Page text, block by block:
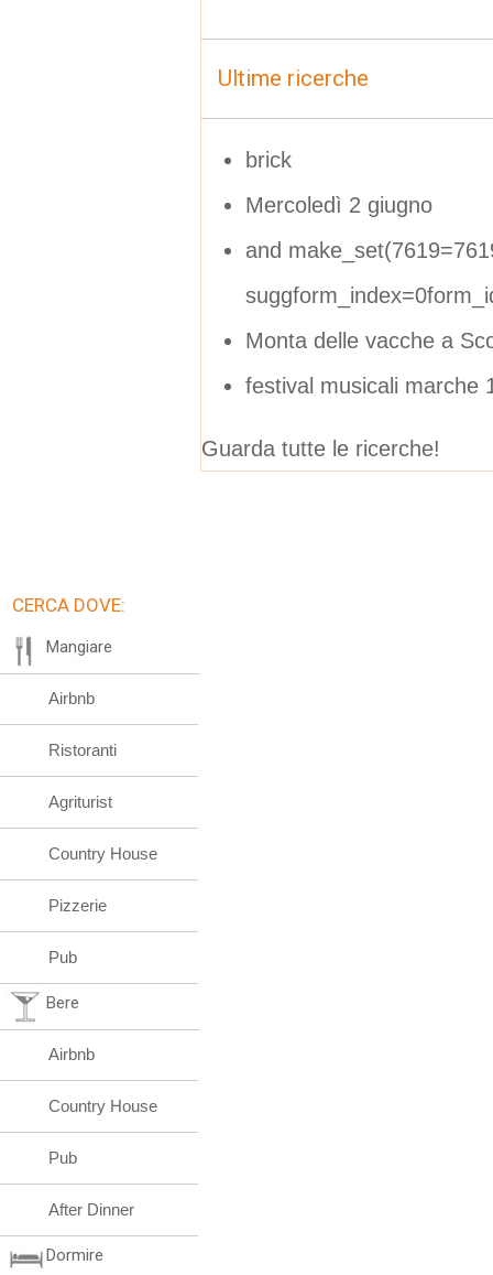
Ultime ricerche
brick
Mercoledì 2 giugno
and
Monta delle vacche a
festival musicali marche
Guarda tutte le ricerche!
CERCA DOVE:
Mangiare
Airbnb
Ristoranti
Agriturist
Country House
Pizzerie
Pub
Bere
Airbnb
Country House
Pub
After Dinner
Dormire